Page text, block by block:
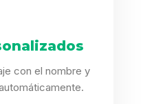
con el nombre y